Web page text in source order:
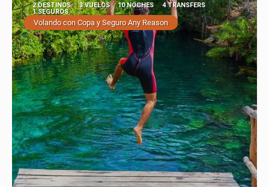
2 DESTINOS 3 VUELOS 10 NOCHES
4 TRANSFERS
1 SEGUROS
Volando con Copa y Seguro Any Reason